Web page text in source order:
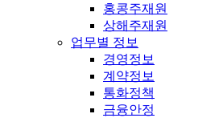
홍콩주재원
상해주재원
업무별 정보
경영정보
계약정보
통화정책
금융안정